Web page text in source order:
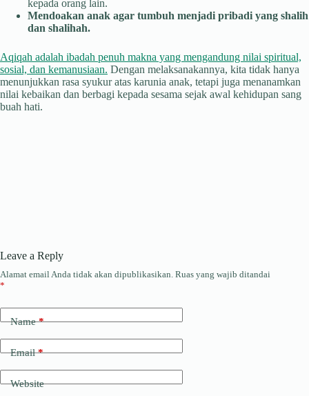
kepada orang lain.
Mendoakan anak agar tumbuh menjadi pribadi yang shalih
dan shalihah.
Aqiqah adalah ibadah penuh makna yang mengandung nilai spiritual,
sosial, dan kemanusiaan. Dengan melaksanakannya, kita tidak hanya
menunjukkan rasa syukur atas karunia anak, tetapi juga menanamkan
nilai kebaikan dan berbagi kepada sesama sejak awal kehidupan sang
buah hati.
Leave a Reply
Alamat email Anda tidak akan dipublikasikan. Ruas yang wajib ditandai
*
Name*
Email*
Website